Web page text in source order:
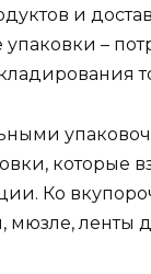
и
–
которые
Ко
мюзле, ленты